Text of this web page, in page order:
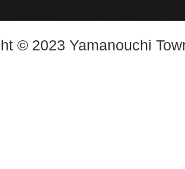
© 2023 Yamanouchi